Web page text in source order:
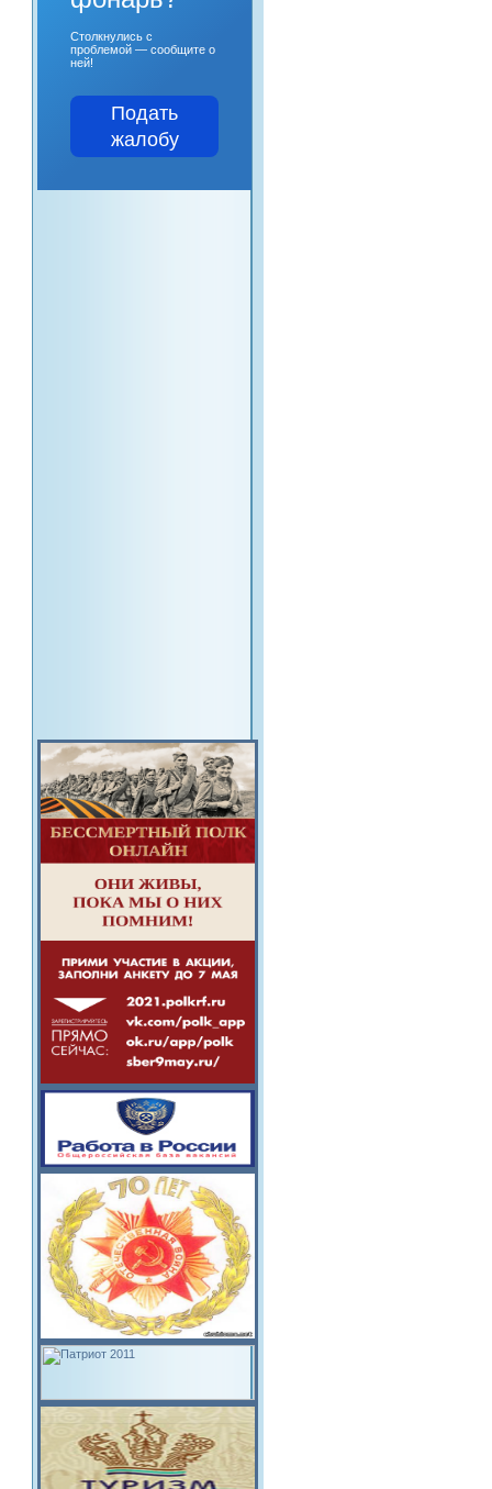
Столкнулись с
проблемой — сообщите о
ней!
Подать
жалобу